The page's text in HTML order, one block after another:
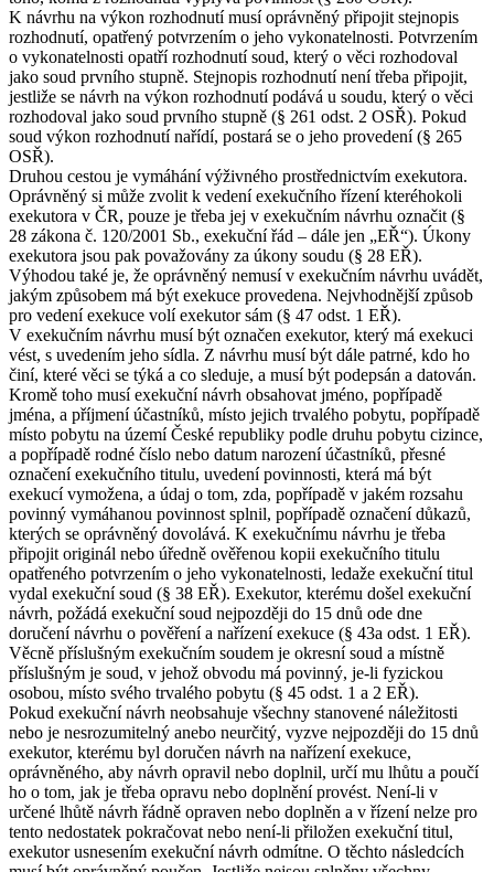
K návrhu na výkon rozhodnutí musí oprávněný připojit stejnopis
rozhodnutí, opatřený potvrzením o jeho vykonatelnosti. Potvrzením
o vykonatelnosti opatří rozhodnutí soud, který o věci rozhodoval
jako soud prvního stupně. Stejnopis rozhodnutí není třeba připojit,
jestliže se návrh na výkon rozhodnutí podává u soudu, který o věci
rozhodoval jako soud prvního stupně (§ 261 odst. 2 OSŘ). Pokud
soud výkon rozhodnutí nařídí, postará se o jeho provedení (§ 265
OSŘ).
Druhou cestou je vymáhání výživného prostřednictvím exekutora.
Oprávněný si může zvolit k vedení exekučního řízení kteréhokoli
exekutora v ČR, pouze je třeba jej v exekučním návrhu označit (§
28 zákona č. 120/2001 Sb., exekuční řád – dále jen „EŘ“). Úkony
exekutora jsou pak považovány za úkony soudu (§ 28 EŘ).
Výhodou také je, že oprávněný nemusí v exekučním návrhu uvádět,
jakým způsobem má být exekuce provedena. Nejvhodnější způsob
pro vedení exekuce volí exekutor sám (§ 47 odst. 1 EŘ).
V exekučním návrhu musí být označen exekutor, který má exekuci
vést, s uvedením jeho sídla. Z návrhu musí být dále patrné, kdo ho
činí, které věci se týká a co sleduje, a musí být podepsán a datován.
Kromě toho musí exekuční návrh obsahovat jméno, popřípadě
jména, a příjmení účastníků, místo jejich trvalého pobytu, popřípadě
místo pobytu na území České republiky podle druhu pobytu cizince,
a popřípadě rodné číslo nebo datum narození účastníků, přesné
označení exekučního titulu, uvedení povinnosti, která má být
exekucí vymožena, a údaj o tom, zda, popřípadě v jakém rozsahu
povinný vymáhanou povinnost splnil, popřípadě označení důkazů,
kterých se oprávněný dovolává. K exekučnímu návrhu je třeba
připojit originál nebo úředně ověřenou kopii exekučního titulu
opatřeného potvrzením o jeho vykonatelnosti, ledaže exekuční titul
vydal exekuční soud (§ 38 EŘ). Exekutor, kterému došel exekuční
návrh, požádá exekuční soud nejpozději do 15 dnů ode dne
doručení návrhu o pověření a nařízení exekuce (§ 43a odst. 1 EŘ).
Věcně příslušným exekučním soudem je okresní soud a místně
příslušným je soud, v jehož obvodu má povinný, je-li fyzickou
osobou, místo svého trvalého pobytu (§ 45 odst. 1 a 2 EŘ).
Pokud exekuční návrh neobsahuje všechny stanovené náležitosti
nebo je nesrozumitelný anebo neurčitý, vyzve nejpozději do 15 dnů
exekutor, kterému byl doručen návrh na nařízení exekuce,
oprávněného, aby návrh opravil nebo doplnil, určí mu lhůtu a poučí
ho o tom, jak je třeba opravu nebo doplnění provést. Není-li v
určené lhůtě návrh řádně opraven nebo doplněn a v řízení nelze pro
tento nedostatek pokračovat nebo není-li přiložen exekuční titul,
exekutor usnesením exekuční návrh odmítne. O těchto následcích